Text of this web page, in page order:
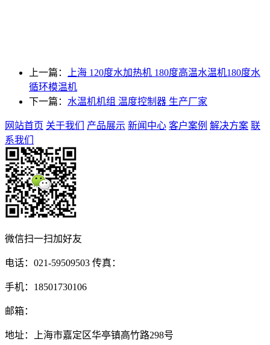
上一篇：
上海 120度水加热机 180度高温水温机180度水
循环模温机
下一篇： 水温机机组 温度控制器 生产厂家
网站首页 关于我们 产品展示 新闻中心 客户案例 解决方案 联
系我们
微信扫一扫加好友
电话：021-59509503 传真：
手机：18501730106
邮箱：
地址：上海市嘉定区华亭镇高竹路298号